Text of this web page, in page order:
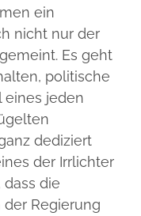
ein
nicht nur der
Es geht
politische
eines jeden
dediziert
der Irrlichter
die
Regierung